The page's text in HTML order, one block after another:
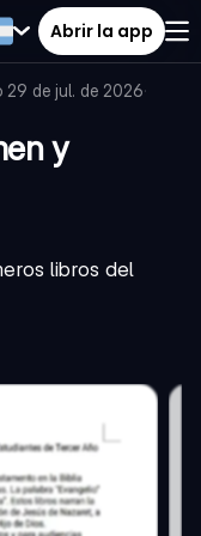
Abrir la app
29 de jul. de 2026·
y
libros del